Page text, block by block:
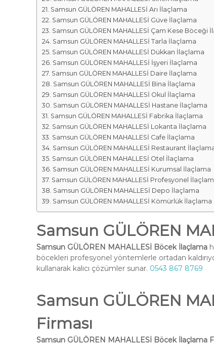
Samsun GÜLÖREN MAHALLESİ Arı İlaçlama
Samsun GÜLÖREN MAHALLESİ Güve İlaçlama
Samsun GÜLÖREN MAHALLESİ Çam Kese Böceği
Samsun GÜLÖREN MAHALLESİ Tarla İlaçlama
Samsun GÜLÖREN MAHALLESİ Dükkan İlaçlama
Samsun GÜLÖREN MAHALLESİ İşyeri İlaçlama
Samsun GÜLÖREN MAHALLESİ Daire İlaçlama
Samsun GÜLÖREN MAHALLESİ Bina İlaçlama
Samsun GÜLÖREN MAHALLESİ Okul İlaçlama
Samsun GÜLÖREN MAHALLESİ Hastane İlaçlama
Samsun GÜLÖREN MAHALLESİ Fabrika İlaçlama
Samsun GÜLÖREN MAHALLESİ Lokanta İlaçlama
Samsun GÜLÖREN MAHALLESİ Cafe İlaçlama
Samsun GÜLÖREN MAHALLESİ Restaurant
Samsun GÜLÖREN MAHALLESİ Otel İlaçlama
Samsun GÜLÖREN MAHALLESİ Kurumsal İlaçlama
Samsun GÜLÖREN MAHALLESİ Profesyonel
Samsun GÜLÖREN MAHALLESİ Depo İlaçlama
Samsun GÜLÖREN MAHALLESİ Kömürlük İlaçlama
Samsun GÜLÖREN
Samsun GÜLÖREN MAHALLESİ Böcek İlaçlama
böcekleri profesyonel yöntemlerle ortadan
kullanarak kalıcı çözümler sunar. 0543 867 8769
Samsun GÜLÖREN
Firması
Samsun GÜLÖREN MAHALLESİ Böcek İlaçlama